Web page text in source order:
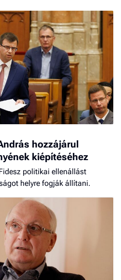
hozzájárul
kiépítéséhez
politikai ellenállást
helyre fogják állítani.